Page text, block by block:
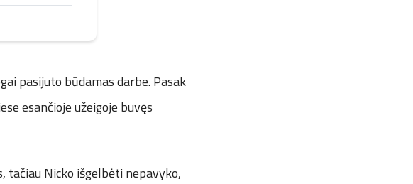
pasijuto būdamas darbe. Pasak
esančioje užeigoje buvęs
tačiau Nicko išgelbėti nepavyko,